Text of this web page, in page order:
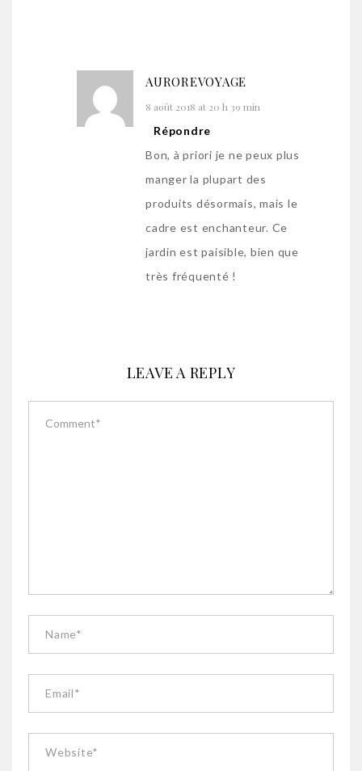
AUROREVOYAGE
8 août 2018 at 20 h 39 min
Répondre
Bon, à priori je ne peux plus
manger la plupart des
produits désormais, mais le
cadre est enchanteur. Ce
jardin est paisible, bien que
très fréquenté !
LEAVE A REPLY